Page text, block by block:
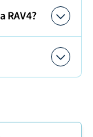
RAV4?